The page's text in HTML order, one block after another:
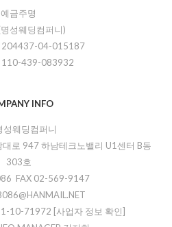
예금주명
성웨딩컴퍼니)
204437-04-015187
110-439-083932
INFO
성웨딩컴퍼니
대로 947 하남테크노밸리 U1센터 B동
303호
FAX 02-569-9147
10-71972 [사업자 정보 확인]